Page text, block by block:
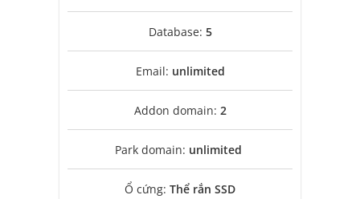
Database: 5
Email: unlimited
Addon domain: 2
Park domain: unlimited
Ổ cứng: Thể rắn SSD